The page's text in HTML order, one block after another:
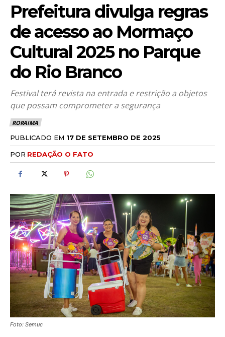
Prefeitura divulga regras
de acesso ao Mormaço
Cultural 2025 no Parque
do Rio Branco
Festival terá revista na entrada e restrição a objetos
que possam comprometer a segurança
RORAIMA
PUBLICADO EM 17 DE SETEMBRO DE 2025
POR REDAÇÃO O FATO
Foto: Semuc